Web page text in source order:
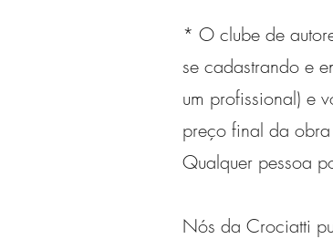
* O clube de
se cadastrando e
um profissional) e
preço final da
Qualquer pessoa
Nós da Crociatti